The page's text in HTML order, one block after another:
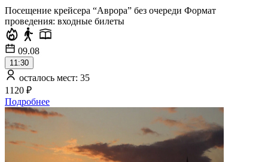
Посещение крейсера “Аврора” без очереди Формат
проведения: входные билеты
09.08
11:30
осталось мест: 35
1120 ₽
Подробнее